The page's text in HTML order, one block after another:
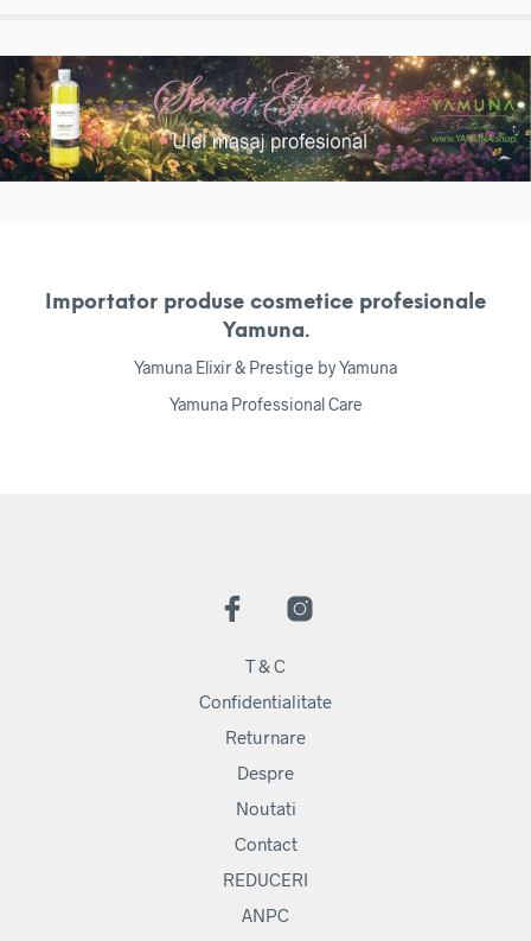
Importator produse cosmetice profesionale
Yamuna.
Yamuna Elixir & Prestige by Yamuna
Yamuna Professional Care
T & C
Confidentialitate
Returnare
Despre
Noutati
Contact
REDUCERI
ANPC